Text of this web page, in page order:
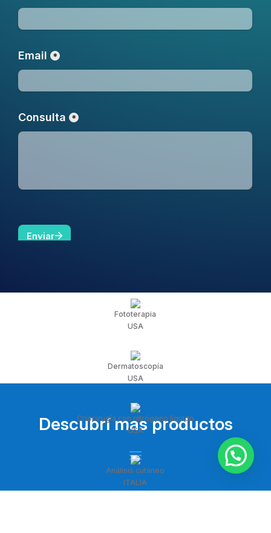
Descubrí mas productos
Fototerapia
USA
Dermatoscopía
USA
Criocirugía con nitrógeno líquido
USA
Análisis cutáneo
ITALIA